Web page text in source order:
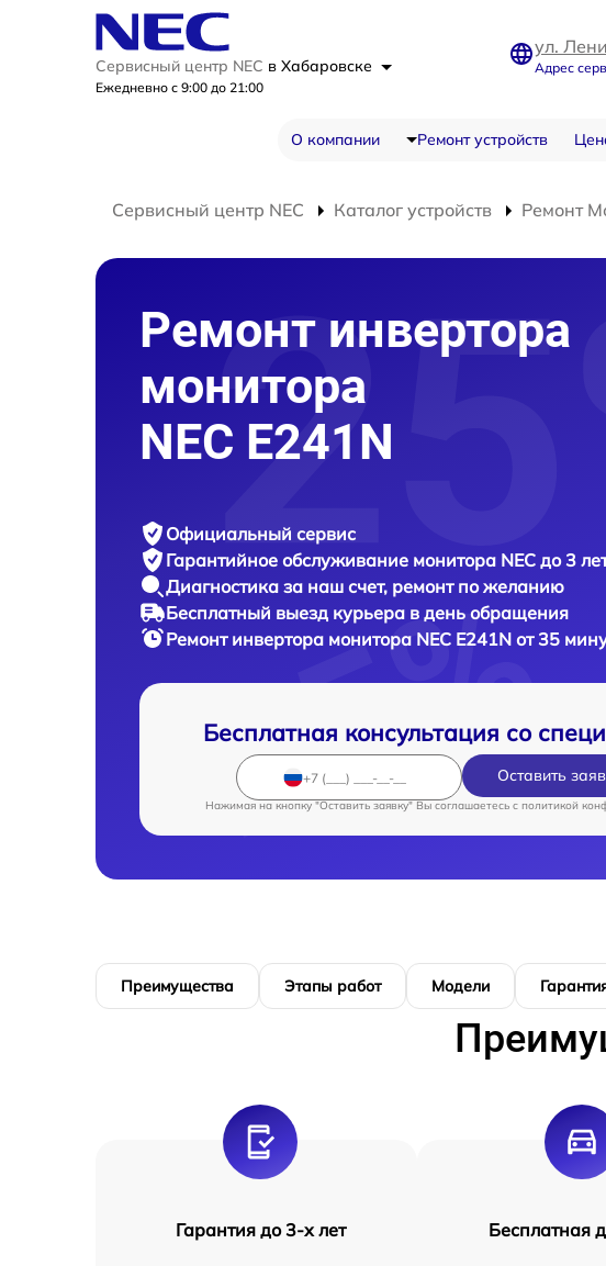
Сервисный центр NEC в Хабаровске
Ежедневно с 9:00 до 21:00
ул.
Адрес
О компании Ремонт устройств
Сервисный центр NEC Каталог устройств Ремонт
Ремонт инвертора
монитора
NEC E241N
Официальный сервис
Гарантийное обслуживание монитора NEC до 3
Диагностика за наш счет, ремонт по желанию
Бесплатный выезд курьера в день обращения
Ремонт инвертора монитора NEC E241N от 35
Бесплатная консультация со
Оставить
Нажимая на кнопку "Оставить заявку" Вы соглашаетесь c политикой
Преимущества Этапы работ Модели
Гарантия до 3-х лет Бесплатная